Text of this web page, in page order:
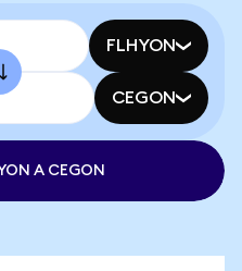
FLHYON
CEGON
A CEGON